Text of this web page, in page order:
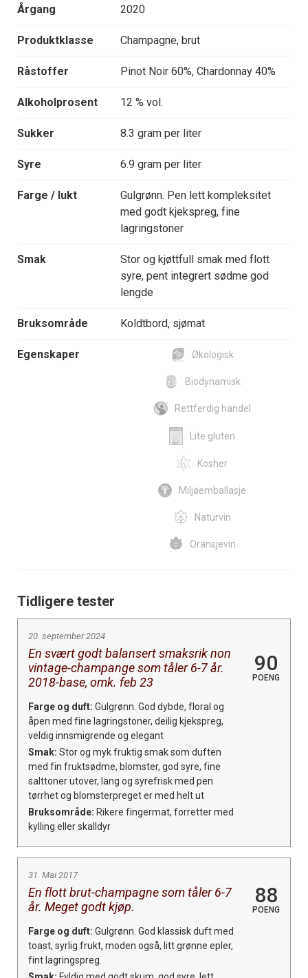
Årgang 2020
Produktklasse Champagne, brut
Råstoffer Pinot Noir 60%, Chardonnay 40%
Alkoholprosent 12 % vol.
Sukker 8.3 gram per liter
Syre 6.9 gram per liter
Farge / lukt
Gulgrønn. Pen lett kompleksitet
med godt kjekspreg, fine
lagringstoner
Smak
Stor og kjøttfull smak med flott
syre, pent integrert sødme god
lengde
Bruksområde Koldtbord, sjømat
Egenskaper Økologisk
Biodynamisk
Rettferdig handel
Lite gluten
Kosher
Miljøemballasje
Naturvin
Oransjevin
Tidligere tester
20. september 2024
En svært godt balansert smaksrik non
vintage-champange som tåler 6-7 år.
2018-base, omk. feb 23
90
POENG
Farge og duft: Gulgrønn. God dybde, floral og
åpen med fine lagringstoner, deilig kjekspreg,
veldig innsmigrende og elegant
Smak: Stor og myk fruktig smak som duften
med fin fruktsødme, blomster, god syre, fine
salttoner utover, lang og syrefrisk med pen
tørrhet og blomsterpreget er med helt ut
Bruksområde: Rikere fingermat, forretter med
kylling eller skalldyr
31. Mai 2017
En flott brut-champagne som tåler 6-7
år. Meget godt kjøp.
88
POENG
Farge og duft: Gulgrønn. God klassisk duft med
toast, syrlig frukt, moden også, litt grønne epler,
fint lagringspreg.